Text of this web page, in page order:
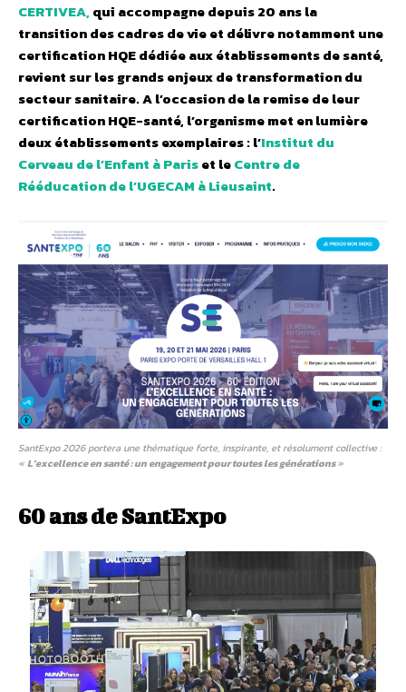
CERTIVEA, qui accompagne depuis 20 ans la
transition des cadres de vie et délivre notamment une
certification HQE dédiée aux établissements de santé,
revient sur les grands enjeux de transformation du
secteur sanitaire. A l’occasion de la remise de leur
certification HQE-santé, l’organisme met en lumière
deux établissements exemplaires : l’Institut du
Cerveau de l’Enfant à Pariset leCentre de
Rééducation de l’UGECAM à Lieusaint.
SantExpo 2026 portera une thématique forte, inspirante, et résolument collective :
«L’excellence en santé : un engagement pour toutes les générations»
60 ans de SantExpo